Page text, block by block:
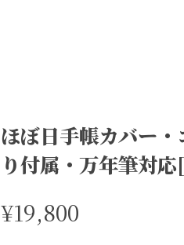
ほぼ日手帳カバー
り付属・万年筆対
¥19,800